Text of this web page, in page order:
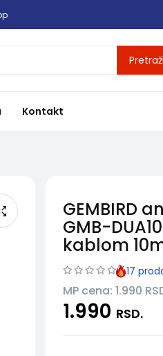
Pretraži
Kontakt
GEMBIRD
GMB-
kablom
17
MP cena: 1.990
1.990 RSD.